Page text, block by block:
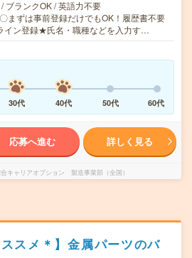
ブランクOK / 英語力不要
まずは事前登録だけでもOK！履歴書不要
イン登録★氏名・職種などを入力す…
30代 40代 50代 60代
応募へ進む 詳しく見る
キャリアオプション 製造事業部（全国）
スメ＊】金属パーツのバ